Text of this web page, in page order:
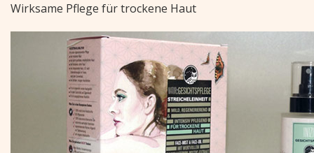
Wirksame Pflege für trockene Haut